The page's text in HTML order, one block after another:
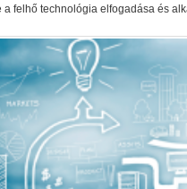
a felhő technológia elfogadása és